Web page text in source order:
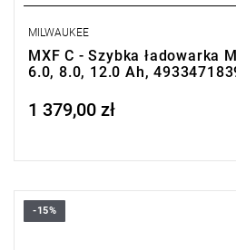
MILWAUKEE
MXF C - Szybka ładowarka
6.0, 8.0, 12.0 Ah,
Price tax included
1 379,00 zł
• Napięcie: 18 V
-15%